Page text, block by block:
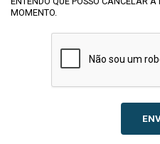
MOMENTO.